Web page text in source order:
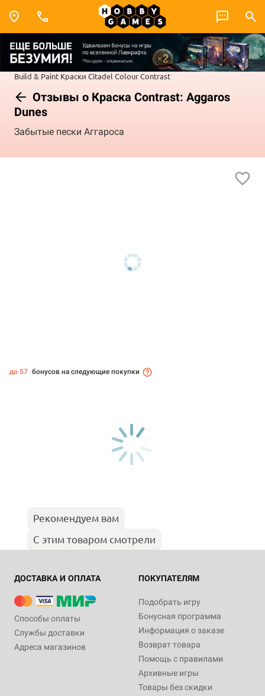
Build & Paint Краски Citadel ColourContrast
Отзывы о Краска Contrast: Aggaros
Dunes
Забытые пески Аггароса
до 57 бонусов на следующие покупки
Рекомендуем вам
С этим товаром смотрели
ДОСТАВКА И ОПЛАТА
Способы оплаты
Службы доставки
Адреса магазинов
ПОКУПАТЕЛЯМ
Подобрать игру
Бонусная программа
Информация о заказе
Возврат товара
Помощь с правилами
Архивные игры
Товары без скидки